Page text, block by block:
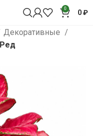
0 0₽
Декоративные